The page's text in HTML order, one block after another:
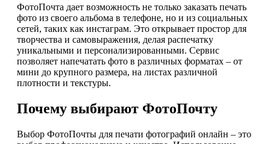
ФотоПочта дает возможность не только заказать печать
фото из своего альбома в телефоне, но и из социальных
сетей, таких как инстаграм. Это открывает простор для
творчества и самовыражения, делая распечатку
уникальными и персонализированными. Сервис
позволяет напечатать фото в различных форматах – от
мини до крупного размера, на листах различной
плотности и текстуры.
Почему выбирают ФотоПочту
Выбор ФотоПочты для печати фотографий онлайн – это